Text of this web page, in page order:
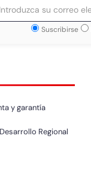
Suscribirse
y garantía
Regional